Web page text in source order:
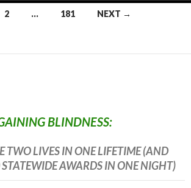
2 … 181 NEXT →
BLINDNESS:
TWO LIVES IN ONE LIFETIME (AND
AWARDS IN ONE NIGHT)